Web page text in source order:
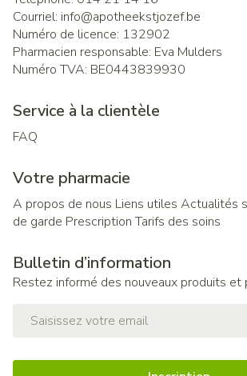
Courriel: info@apotheekstjozef.be
Numéro de licence: 132902
Pharmacien responsable: Eva Mulders
Numéro TVA: BE0443839930
Service à la clientèle
FAQ
Votre pharmacie
A propos de nous Liens utiles Actualités
de garde Prescription Tarifs des soins
Bulletin d’information
Restez informé des nouveaux produits et